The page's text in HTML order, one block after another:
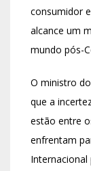
consumidor
alcance um
mundo pós-
O ministro
que a
estão entre
enfrentam